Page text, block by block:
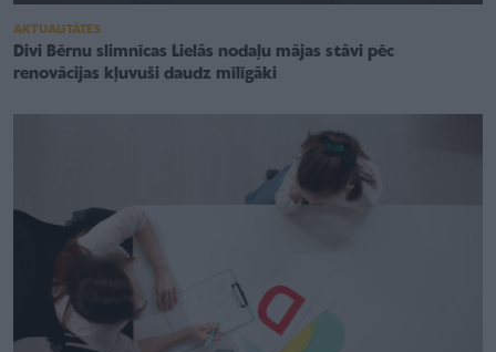
AKTUALITĀTES
Divi Bērnu slimnīcas Lielās nodaļu mājas stāvi pēc
renovācijas kļuvuši daudz mīlīgāki